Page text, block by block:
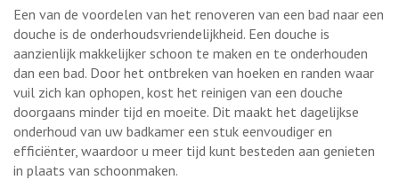
Een van de voordelen van het renoveren van een bad naar een
douche is de onderhoudsvriendelijkheid. Een douche is
aanzienlijk makkelijker schoon te maken en te onderhouden
dan een bad. Door het ontbreken van hoeken en randen waar
vuil zich kan ophopen, kost het reinigen van een douche
doorgaans minder tijd en moeite. Dit maakt het dagelijkse
onderhoud van uw badkamer een stuk eenvoudiger en
efficiënter, waardoor u meer tijd kunt besteden aan genieten
in plaats van schoonmaken.